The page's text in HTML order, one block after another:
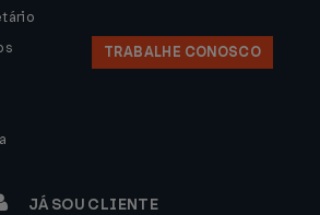
TRABALHE CONOSCO
JÁ SOU CLIENTE